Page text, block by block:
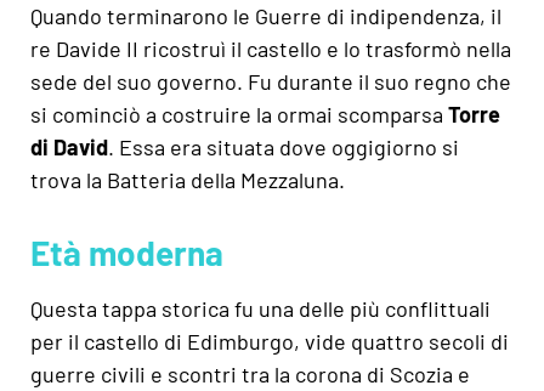
Quando terminarono le Guerre di indipendenza, il
re Davide II ricostruì il castello e lo trasformò nella
sede del suo governo. Fu durante il suo regno che
si cominciò a costruire la ormai scomparsa Torre
di David. Essa era situata dove oggigiorno si
trova la Batteria della Mezzaluna.
Età moderna
Questa tappa storica fu una delle più conflittuali
per il castello di Edimburgo, vide quattro secoli di
guerre civili e scontri tra la corona di Scozia e